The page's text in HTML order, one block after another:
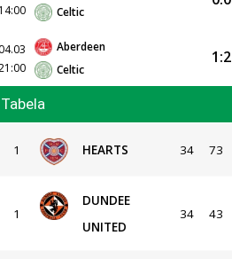
14:00
Celtic
04.03
Aberdeen
Celtic
1:2
Tabela
1 HEARTS 34 73
1
DUNDEE
UNITED
34 43